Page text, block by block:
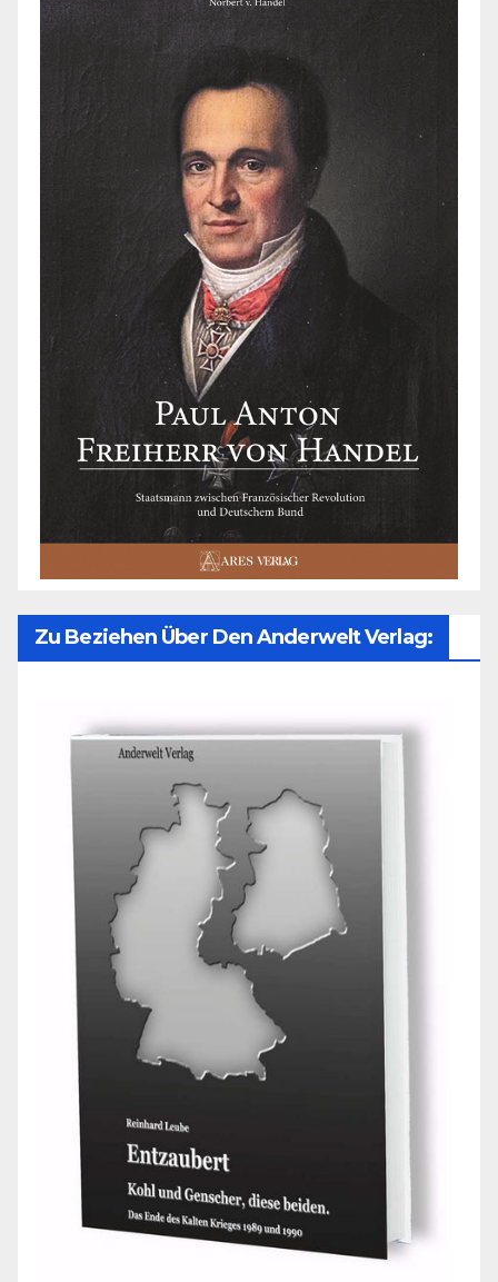
Zu Beziehen Über Den Anderwelt Verlag: